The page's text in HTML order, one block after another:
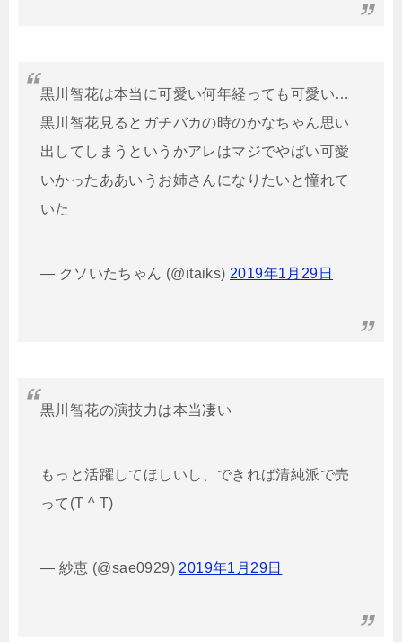
黒川智花は本当に可愛い何年経っても可愛い…
黒川智花見るとガチバカの時のかなちゃん思い
出してしまうというかアレはマジでやばい可愛
いかったああいうお姉さんになりたいと憧れて
いた
— クソいたちゃん (@itaiks) 2019年1月29日
黒川智花の演技力は本当凄い
もっと活躍してほしいし、できれば清純派で売
って(T ^ T)
— 紗恵 (@sae0929) 2019年1月29日